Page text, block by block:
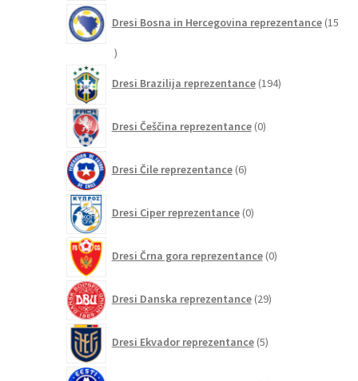
Dresi Bosna in Hercegovina reprezentance 15
15
Dresi Brazilija reprezentance 194izdelkov
Dresi Češčina reprezentance 0izdelkov
Dresi Čile reprezentance 6izdelkov
Dresi Ciper reprezentance 0izdelkov
Dresi Črna gora reprezentance 0izdelkov
Dresi Danska reprezentance 29izdelkov
Dresi Ekvador reprezentance 5izdelkov